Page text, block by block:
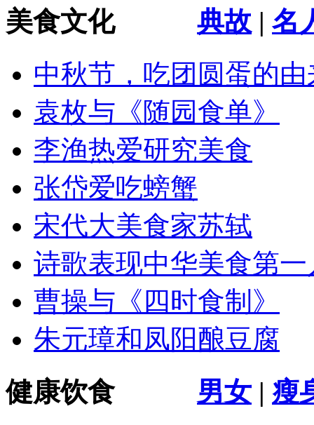
美食文化 典故 | 名
中秋节，吃团圆蛋的由
袁枚与《随园食单》
李渔热爱研究美食
张岱爱吃螃蟹
宋代大美食家苏轼
诗歌表现中华美食第
曹操与《四时食制》
朱元璋和凤阳酿豆腐
健康饮食 男女 | 瘦